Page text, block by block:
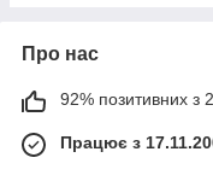
Про нас
92% позитивних з
Працює з